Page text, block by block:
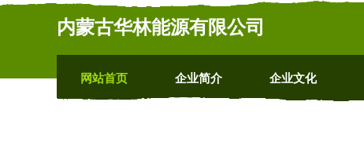
内蒙古华林能源有限公司
网站首页 企业简介 企业文化